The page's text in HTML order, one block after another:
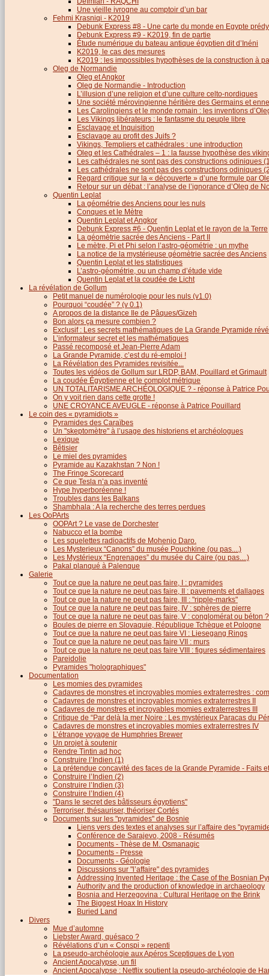
Une vieille ivrogne au comptoir d’un bar
Fehmi Krasniqi - K2019
Debunk Express #8 - Une carte du monde en Egypte
Debunk Express #9 - K2019, fin de partie
Étude numérique du bateau antique égyptien dit d’Inéni
K2019, le cas des mesures
K2019 : les impossibles hypothèses de la construction à
Oleg de Normandie
Oleg et Angkor
Oleg de Normandie - Introduction
L’illusion d’une religion et d’une culture celto-nordiques
Une société mérovingienne héritière des Germains et
Les Carolingiens et le monde romain : les inventions
Les Vikings libérateurs : le fantasme du peuple libre
Esclavage et Inquisition
Esclavage au profit des Juifs ?
Vikings, Templiers et cathédrales : une introduction
Oleg et les Cathédrales – 1 : la fausse hypothèse des
Les cathédrales ne sont pas des constructions odiniques
Les cathédrales ne sont pas des constructions odiniques
Regard critique sur la « découverte » d’une formule par
Retour sur un débat : l’analyse de l’ignorance d’Oleg de
Quentin Leplat
La géométrie des Anciens pour les nuls
Conques et le Mètre
Quentin Leplat et Angkor
Debunk Express #6 - Quentin Leplat et le rayon de la Terre
La géomètrie sacrée des Anciens - Part II
Le mètre, Pi et Phi selon l’astro-géométrie : un mythe
La notice de la mystérieuse géomètrie sacrée des Anciens
Quentin Leplat et les statistiques
L’astro-géométrie, ou un champ d’étude vide
Quentin Leplat et la coudée de Licht
La révélation de Gollum
Petit manuel de numérologie pour les nuls (v1.0)
Pourquoi “coudée” ? (v 0.1)
A propos de la distance Ile de Pâques/Gizeh
Bon alors ça mesure combien ?
Exclusif : Les secrets mathématiques de La Grande Pyramide
L’informateur secret et les mathématiques
Passé recomposé et Jean-Pierre Adam
La Grande Pyramide, c’est du ré-emploi !
La Révélation des Pyramides revisitée...
Toutes les vidéos de Gollum sur LRDP, BAM, Pouillard et Grimault
La coudée Égyptienne et le complot métrique
UN TOTALITARISME ARCHÉOLOGIQUE ? - réponse à Patrice
On y voit rien dans cette grotte !
UNE CROYANCE AVEUGLE - réponse à Patrice Pouillard
Le coin des « pyramidiots »
Pyramides des Caraïbes
Un "skeptomètre" à l’usage des historiens et archéologues
Lexique
Bêtisier
Le miel des pyramides
Pyramide au Kazakhstan ? Non !
The Fringe Scorecard
Ce que Tesla n’a pas inventé
Hype hyperboréenne !
Troubles dans les Balkans
Shambhala : A la recherche des terres perdues
Les OoPArts
OOPArt ? Le vase de Dorchester
Nabucco et la bombe
Les squelettes radioactifs de Mohenjo Daro.
Les Mysterieux “Canons” du musée Pouchkine (ou pas....)
Les Mystérieux “Engrenages” du musée du Caire (ou pas....)
Pakal planqué à Palenque
Galerie
Tout ce que la nature ne peut pas faire, I : pyramides
Tout ce que la nature ne peut pas faire, II : pavements et dallages
Tout ce que la nature ne peut pas faire, III : "ripple-marks"
Tout ce que la nature ne peut pas faire, IV : sphères de pierre
Tout ce que la nature ne peut pas faire, V : conglomérat ou béton ?
Boules de pierre en Slovaquie, République Tchèque et Pologne
Tout ce que la nature ne peut pas faire VI : Liesegang Rings
Tout ce que la nature ne peut pas faire VII : murs
Tout ce que la nature ne peut pas faire VIII : figures sédimentaires
Pareidolie
Pyramides "holographiques"
Documentation
Les momies des pyramides
Cadavres de monstres et incroyables momies extraterrestres :
Cadavres de monstres et incroyables momies extraterrestres II
Cadavres de monstres et incroyables momies extraterrestres III
Critique de “Par delà la mer Noire : Les mystérieux Paracas du
Cadavres de monstres et incroyables momies extraterrestres IV
L’étrange voyage de Humphries Brewer
Un projet à soutenir
Rendre Tintin ad hoc
Construire l’Indien (1)
La prétendue concavité des faces de la Grande Pyramide - Faits
Construire l’Indien (2)
Construire l’Indien (3)
Construire l’Indien (4)
"Dans le secret des bâtisseurs égyptiens"
Terroriser, thésauriser, théoriser Cortés
Documents sur les "pyramides" de Bosnie
Liens vers des textes et analyses sur l’affaire des
Conférence de Sarajevo, 2008 - Résumés
Documents - Thèse de M. Osmanagic
Documents - Presse
Documents - Géologie
Discussions sur "l’affaire" des pyramides
Addressing Invented Heritage : the Case of the Bosnian
Authority and the production of knowledge in archaeology
Bosnia and Herzegovina : Cultural Heritage on the Brink
The Biggest Hoax In History
Buried Land
Divers
Mue d’automne
Liebster Award, quésaco ?
Révélations d’un « Conspi » repenti
La pseudo-archéologie aux Apéros Sceptiques de Lyon
Ancient Apocalypse, un fil
Ancient Apocalypse : Netflix soutient la pseudo-archéologie de